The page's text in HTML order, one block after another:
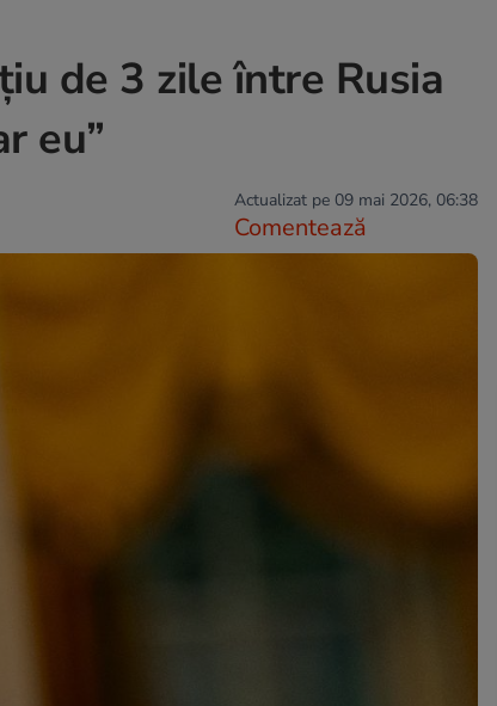
de 3 zile între Rusia
eu”
Actualizat pe 09 mai 2026, 06:38
Comentează